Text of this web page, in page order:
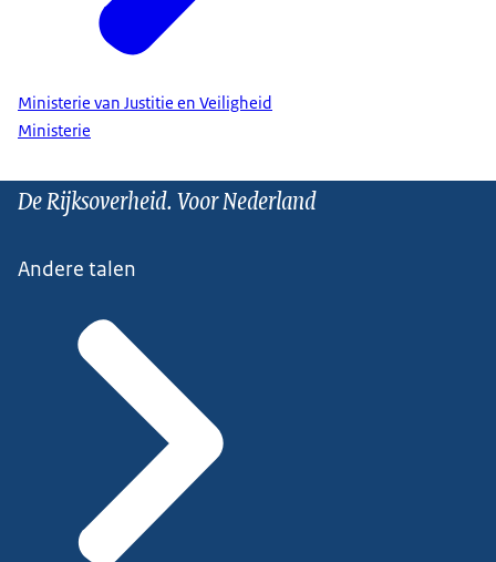
Ministerie van Justitie en Veiligheid
Ministerie
De Rijksoverheid. Voor Nederland
Andere talen